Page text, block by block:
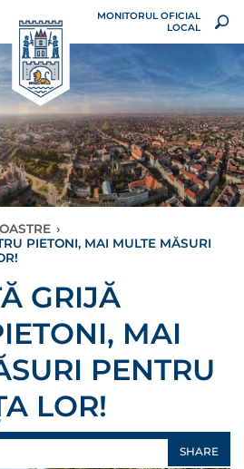
MONITORUL OFICIAL
LOCAL
›
PIETONI, MAI MULTE MĂSURI
GRIJĂ
MAI
PENTRU
LOR!
SHARE